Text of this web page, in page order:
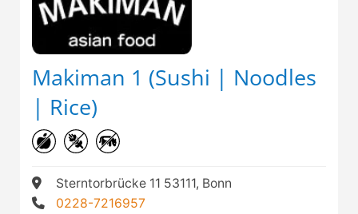
Makiman 1 (Sushi | Noodles
| Rice)
Sterntorbrücke 11 53111, Bonn
0228-7216957